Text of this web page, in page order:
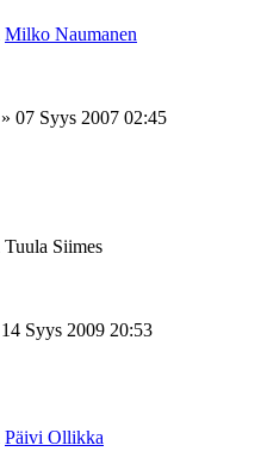
Milko Naumanen
» 07 Syys 2007 02:45
Tuula Siimes
14 Syys 2009 20:53
Päivi Ollikka